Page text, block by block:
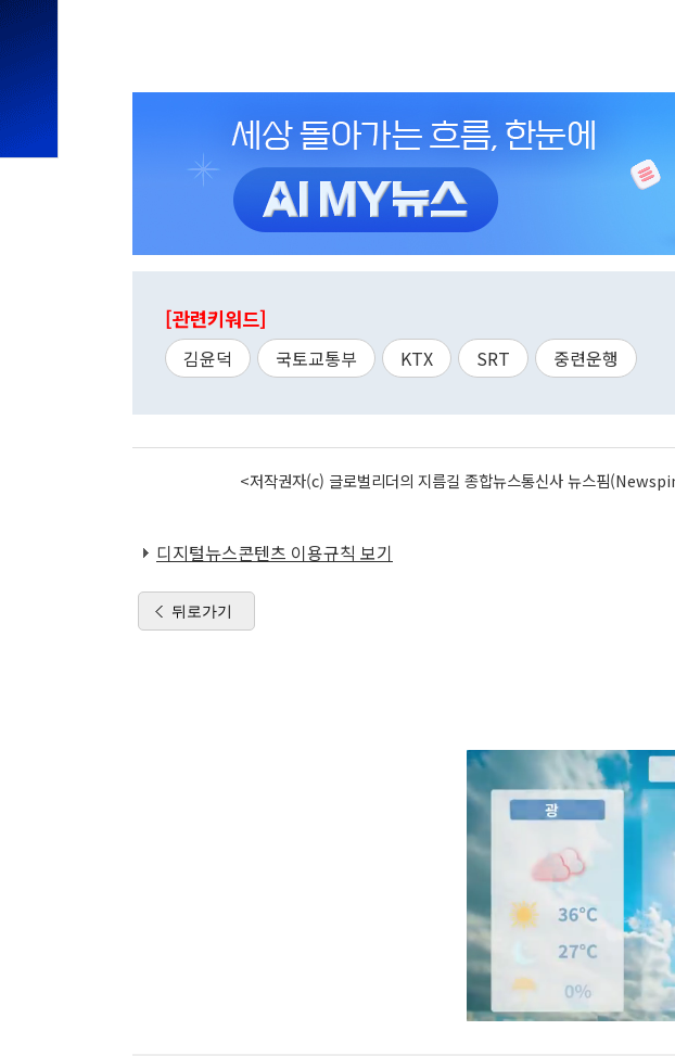
[관련키워드]
김윤덕 국토교통부 KTX SRT 중련운행
<저작권자(c) 글로벌리더의 지름길 종합뉴스통신사 뉴스핌
디지털뉴스콘텐츠 이용규칙 보기
뒤로가기